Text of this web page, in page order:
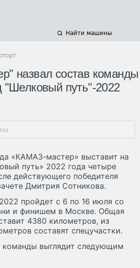
Найти машины
назвал состав команды
"Шелковый путь"-2022
«КАМАЗ-мастер» выставит на
путь» 2022 года четыре
действующего победителя
Дмитрия Сотникова.
пройдет с 6 по 16 июля со
и финишем в Москве. Общая
4380 километров, из
составят спецучастки.
команды выглядит следующим